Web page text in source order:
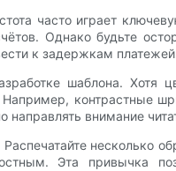
часто играет
Однако будьте
к задержкам
шаблона. Хотя
контрастные
направлять внимание
несколько
Эта привычка